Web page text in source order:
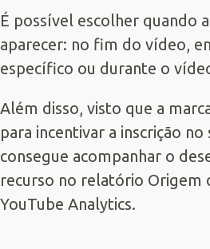
É possível escolher quando
aparecer: no fim do vídeo,
específico ou durante o
Além disso, visto que a
para incentivar a inscrição no
consegue acompanhar o
recurso no relatório Origem
YouTube Analytics.